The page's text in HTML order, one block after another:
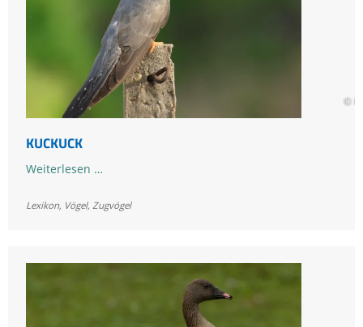
©
KUCKUCK
Weiterlesen …Kuckuck
Lexikon, Vögel, Zugvögel